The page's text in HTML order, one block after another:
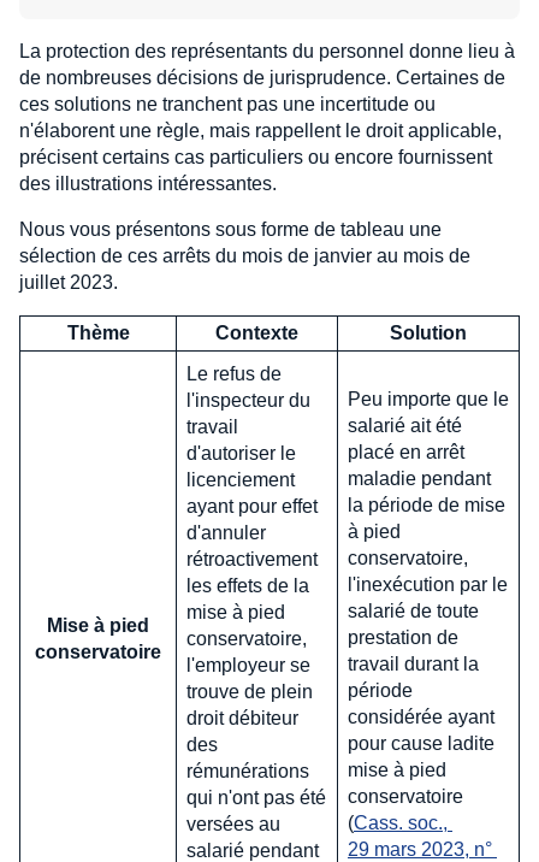
La protection des représentants du personnel donne lieu à
de nombreuses décisions de jurisprudence. Certaines de
ces solutions ne tranchent pas une incertitude ou
n'élaborent une règle, mais rappellent le droit applicable,
précisent certains cas particuliers ou encore fournissent
des illustrations intéressantes.
Nous vous présentons sous forme de tableau une
sélection de ces arrêts du mois de janvier au mois de
juillet 2023.
Thème Contexte Solution
Mise à pied
conservatoire
Le refus de
l'inspecteur du
travail
d'autoriser le
licenciement
ayant pour effet
d'annuler
rétroactivement
les effets de la
mise à pied
conservatoire,
l'employeur se
trouve de plein
droit débiteur
des
rémunérations
qui n'ont pas été
versées au
salarié pendant
Peu importe que le
salarié ait été
placé en arrêt
maladie pendant
la période de mise
à pied
conservatoire,
l'inexécution par le
salarié de toute
prestation de
travail durant la
période
considérée ayant
pour cause ladite
mise à pied
conservatoire
(Cass. soc.,
29 mars 2023, n°